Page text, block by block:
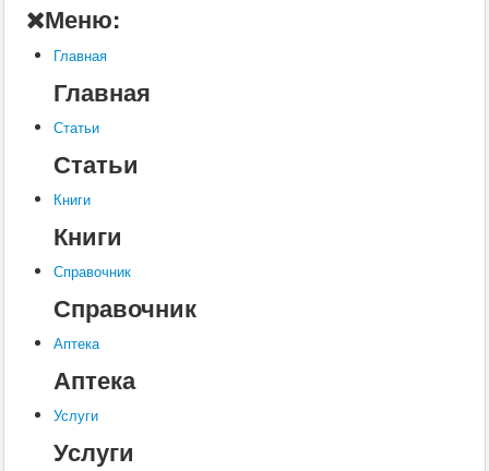
Книги
Услуги
Контакты
Шкатулки
Меню:
Главная
Главная
Статьи
Статьи
Книги
Книги
Справочник
Справочник
Аптека
Аптека
Услуги
Услуги